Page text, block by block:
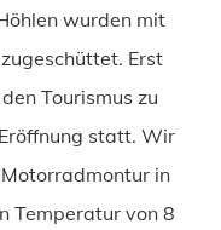
wurden mit
Erst
Tourismus zu
statt. Wir
in
Temperatur von 8